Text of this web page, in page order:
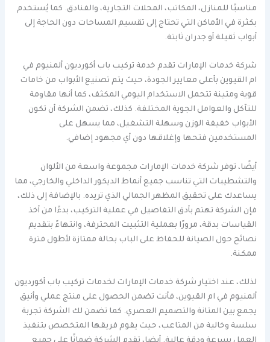
مناسبًا للمنازل، المكاتب، المحلات التجارية، والفنادق. كما يُستخدم
بكثرة في الأماكن التي تحتاج إلى تقسيم المساحات دون الحاجة إلى
أبواب ثقيلة أو جدران ثابتة.
شركة خدمات الإمارات تقدم خدمة تركيب باب أكورديون ألمنيوم في
ام القيوين بأعلى معايير الجودة، حيث يتم تصنيع الأبواب من خامات
قوية ومتينة تتحمل الاستخدام اليومي المكثف، كما أنها مقاومة
للتآكل والعوامل الجوية المختلفة. كذلك، تضمن الشركة أن تكون
الأبواب خفيفة الوزن وسهلة التشغيل، مما يسهل على
المستخدمين فتحها وإغلاقها دون أي مجهود إضافي.
أيضًا، توفر شركة خدمات الإمارات مجموعة واسعة من الألوان
والتشطيبات التي تناسب جميع أنماط الديكور الداخلي والخارجي، مما
يساعدك على تحقيق المظهر الجمالي الذي تريده. بالإضافة إلى ذلك،
فإن الشركة تهتم بأدق التفاصيل في عملية التركيب، بدءًا من أخذ
القياسات بدقة، مرورًا بعملية التثبيت المحترفة، وانتهاءً بتقديم
نصائح حول الصيانة للحفاظ على الباب بحالة ممتازة لأطول فترة
ممكنة.
لذلك، عند اختيار شركة خدمات الإمارات لخدمات تركيب باب أكورديون
ألمنيوم في ام القيوين، فأنت تضمن الحصول على منتج عملي وأنيق
يجمع بين المتانة والتصميم العصري. كما تضمن لك الشركة تجربة
سلسة وخالية من المتاعب، حيث يقوم فريقها المتخصص بتنفيذ